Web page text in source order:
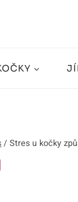
/ Stres u kočky